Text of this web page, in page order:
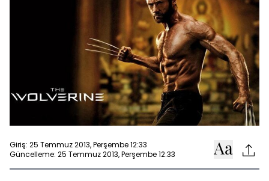
Giriş: 25 Temmuz 2013, Perşembe 12:33
Güncelleme: 25 Temmuz 2013, Perşembe 12:33